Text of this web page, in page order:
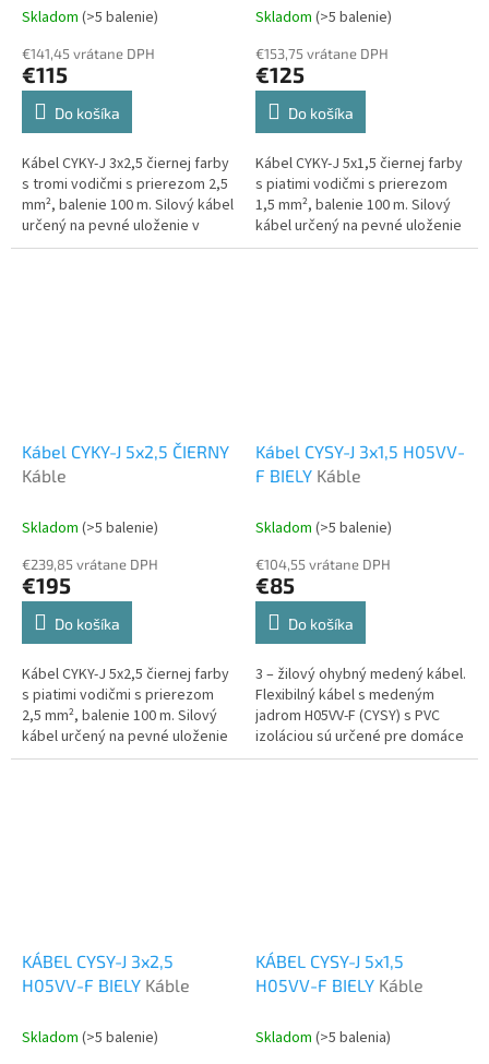
Skladom (>5 balenie)
€141,45 vrátane DPH
€115
Do košíka
Kábel CYKY-J 3x2,5 čiernej farby
s tromi vodičmi s prierezom 2,5
mm², balenie 100 m. Silový kábel
určený na pevné uloženie v
interiéri aj exteriéri.
Skladom (>5 balenie)
€153,75 vrátane DPH
€125
Do košíka
Kábel CYKY-J 5x1,5 čiernej farby
s piatimi vodičmi s prierezom
1,5 mm², balenie 100 m. Silový
kábel určený na pevné uloženie
v interiéri aj exteriéri.
Kábel CYKY-J 5x2,5 ČIERNY
Káble
Skladom (>5 balenie)
€239,85 vrátane DPH
€195
Do košíka
Kábel CYKY-J 5x2,5 čiernej farby
s piatimi vodičmi s prierezom
2,5 mm², balenie 100 m. Silový
kábel určený na pevné uloženie
v interiéri aj exteriéri.
Kábel CYSY-J 3x1,5 H05VV-
F BIELY Káble
Skladom (>5 balenie)
€104,55 vrátane DPH
€85
Do košíka
3 – žilový ohybný medený kábel.
Flexibilný kábel s medeným
jadrom H05VV-F (CYSY) s PVC
izoláciou sú určené pre domáce
prístroje a kancelársku techniku
KÁBEL CYSY-J 3x2,5
H05VV-F BIELY Káble
Skladom (>5 balenie)
KÁBEL CYSY-J 5x1,5
H05VV-F BIELY Káble
Skladom (>5 balenia)